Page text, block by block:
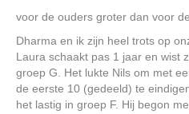
voor de ouders groter dan voor
Dharma en ik zijn heel trots op
Laura schaakt pas 1 jaar en wist
groep G. Het lukte Nils om met
de eerste 10 (gedeeld) te
het lastig in groep F. Hij begon